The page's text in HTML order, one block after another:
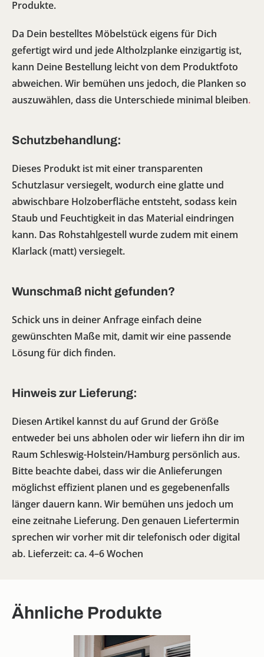
Produkte.
Da Dein bestelltes Möbelstück eigens für Dich
gefertigt wird und jede Altholzplanke einzigartig ist,
kann Deine Bestellung leicht von dem Produktfoto
abweichen. Wir bemühen uns jedoch, die Planken so
auszuwählen, dass die Unterschiede minimal bleiben.
Schutzbehandlung:
Dieses Produkt ist mit einer transparenten
Schutzlasur versiegelt, wodurch eine glatte und
abwischbare Holzoberfläche entsteht, sodass kein
Staub und Feuchtigkeit in das Material eindringen
kann. Das Rohstahlgestell wurde zudem mit einem
Klarlack (matt) versiegelt.
Wunschmaß nicht gefunden?
Schick uns in deiner Anfrage einfach deine
gewünschten Maße mit, damit wir eine passende
Lösung für dich finden.
Hinweis zur Lieferung:
Diesen Artikel kannst du auf Grund der Größe
entweder bei uns abholen oder wir liefern ihn dir im
Raum Schleswig-Holstein/Hamburg persönlich aus.
Bitte beachte dabei, dass wir die Anlieferungen
möglichst effizient planen und es gegebenenfalls
länger dauern kann. Wir bemühen uns jedoch um
eine zeitnahe Lieferung. Den genauen Liefertermin
sprechen wir vorher mit dir telefonisch oder digital
ab. Lieferzeit: ca. 4–6 Wochen
Ähnliche Produkte